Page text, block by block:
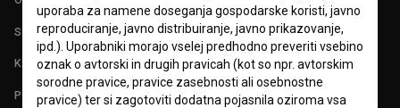
STATISTIKA
KONTAKT
POGOSTA VPRAŠANJA
uporaba za namene doseganja gospodarske koristi, javno
reproduciranje, javno distribuiranje, javno prikazovanje,
ipd.). Uporabniki morajo vselej predhodno preveriti vsebino
oznak o avtorski in drugih pravicah (kot so npr. avtorskim
sorodne pravice, pravice zasebnosti ali osebnostne
pravice) ter si zagotoviti dodatna pojasnila oziroma vsa